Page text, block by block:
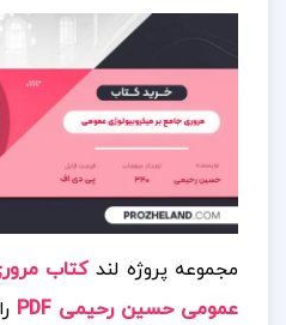
مجموعه پروژه لندکتاب
عمومی حسین رحیمی ‍PDF